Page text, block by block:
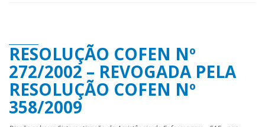
RESOLUÇÃO COFEN Nº
272/2002 – REVOGADA PELA
RESOLUÇÃO COFEN Nº
358/2009